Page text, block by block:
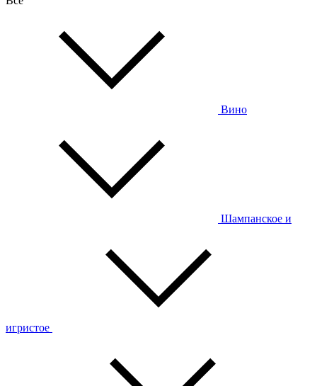
Вино
Шампанское и
игристое